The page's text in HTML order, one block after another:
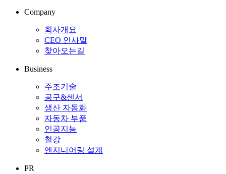
Company
회사개요
CEO 인사말
찾아오는길
Business
주조기술
공구&센서
생산 자동화
자동차 부품
인공지능
철강
엔지니어링 설계
PR